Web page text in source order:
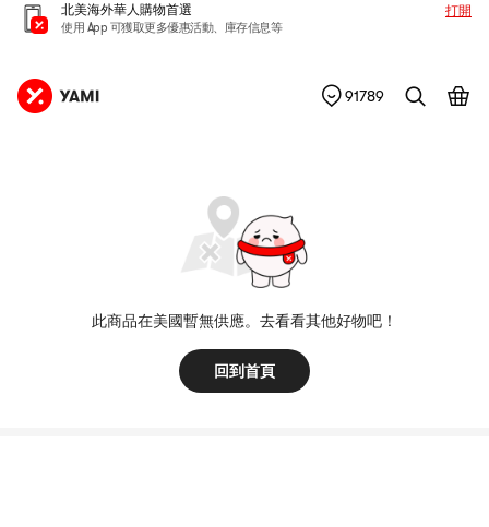
北美海外華人購物首選
使用 App 可獲取更多優惠活動、庫存信息等
打開
91789
此商品在美國暫無供應。去看看其他好物吧！
回到首頁